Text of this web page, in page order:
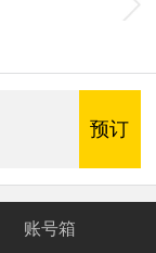
预订
账号箱